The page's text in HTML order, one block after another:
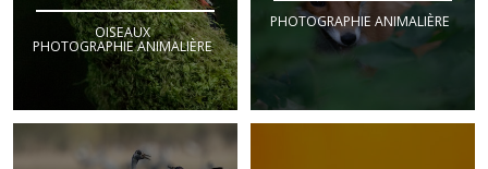
OISEAUX
PHOTOGRAPHIE ANIMALIÈRE
PHOTOGRAPHIE ANIMALIÈRE